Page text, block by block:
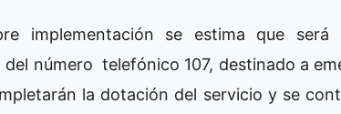
implementación se estima que
número telefónico 107, destinado a
la dotación del servicio y se